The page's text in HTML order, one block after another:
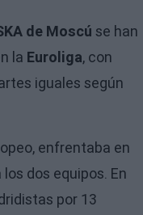
de Moscú se han
la Euroliga, con
iguales según
enfrentaba en
dos equipos. En
por 13